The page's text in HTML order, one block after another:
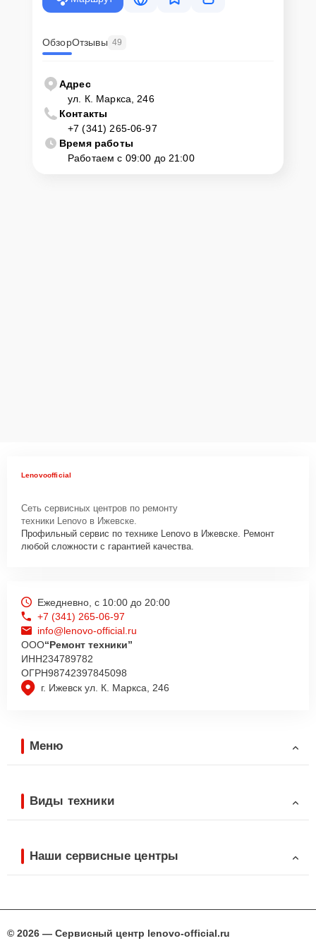
доставку или услугу выезда мастера. Специалист приедет в
Как приехать в сервисный
центр
Клиент может самостоятельно привезти устройство на
диагностику и ремонт. Для этого нужно позвонить по телефону
горячей линии или оставить заявку, согласовать удобное время и
подъехать по адресу: г. Ижевск, ул. К. Маркса, 246.
ОбзорОтзывы 49
Адрес
ул. К. Маркса, 246
Контакты
+7 (341) 265-06-97
Время работы
Работаем с 09:00 до 21:00
Lenovoofficial
Сеть сервисных центров по ремонту
техники Lenovo в Ижевске.
Профильный сервис по технике Lenovo в Ижевске. Ремонт
любой сложности с гарантией качества.
г. Ижевск ул. К. Маркса, 246
Ежедневно, с 10:00 до 20:00
+7 (341) 265-06-97
info@lenovo-official.ru
ООО“Ремонт техники”
ИНН234789782
ОГРН98742397845098
Меню
Виды техники
Наши сервисные центры
© 2026 — Сервисный центр lenovo-official.ru